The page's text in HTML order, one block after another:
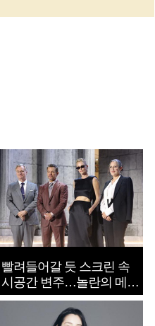
빨려들어갈 듯 스크린 속
시공간 변주…놀란의 메시
지는 ‘전쟁 속죄’